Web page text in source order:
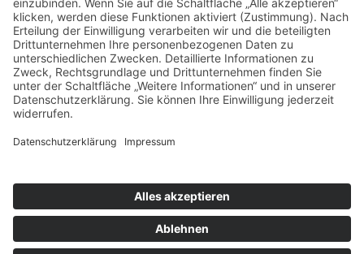
Informationen
Über uns
Produktanfrage
Datenschutzerklärung